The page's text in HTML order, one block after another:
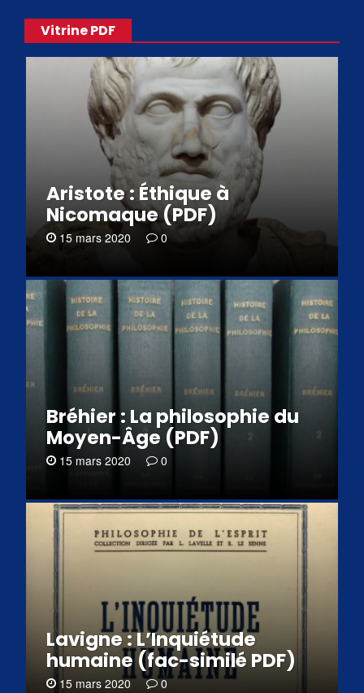
Vitrine PDF
Aristote : Éthique à
Nicomaque (PDF)
15 mars 2020 0
Bréhier : La philosophie du
Moyen-Âge (PDF)
15 mars 2020 0
Lavigne : L’Inquiétude
humaine (fac-similé PDF)
15 mars 2020 0